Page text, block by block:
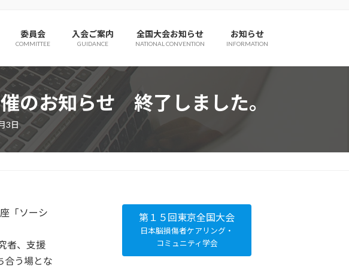
委員会
COMMITTEE
入会ご案内
GUIDANCE
全国大会お知らせ
NATIONAL CONVENTION
お知らせ
INFORMATION
のお知らせ 終了しました。
3日
「ソーシ
者、支援
合う場とな
第１５回東京全国大会
日本脳損傷者ケアリング・
コミュニティ学会